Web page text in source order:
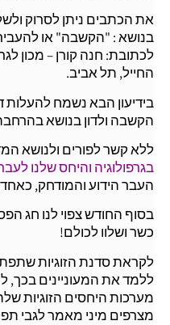
את הכתבים ניתן לסרוק
בנושא : "הקשבה" או להעביר
החייל, תל אביב.
בידיעון הבא נשמח
הקשבה ולדון בנושא
ללא קשר לפורים ולנושא
בגרפולוגיה והיחס שלנו
העבר הידוע והמודחק,
בסוף החודש צפוי לנו חג
כשר ושלוו לכולם!
לקראת סדנת הזוגיות
ללמד את המעוניינים
מערכות היחסים הזוגיות
מצרפים מיני מאמר לגבי